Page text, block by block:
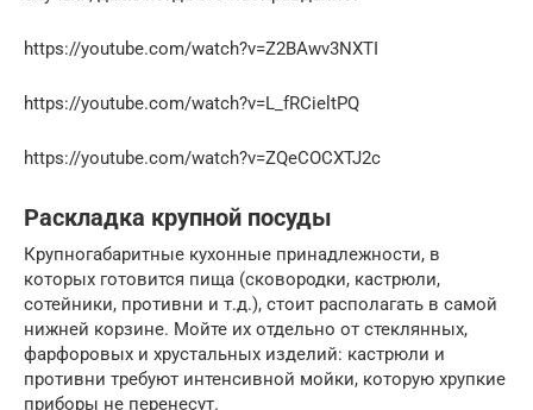
https://youtube.com/watch?v=Z2BAwv3NXTI
https://youtube.com/watch?v=L_fRCieltPQ
https://youtube.com/watch?v=ZQeCOCXTJ2c
Раскладка крупной посуды
Крупногабаритные кухонные принадлежности, в
которых готовится пища (сковородки, кастрюли,
сотейники, противни и т.д.), стоит располагать в самой
нижней корзине. Мойте их отдельно от стеклянных,
фарфоровых и хрустальных изделий: кастрюли и
противни требуют интенсивной мойки, которую хрупкие
приборы не перенесут.